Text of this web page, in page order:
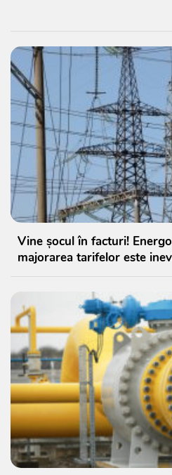
Vine șocul în facturi!
majorarea tarifelor este